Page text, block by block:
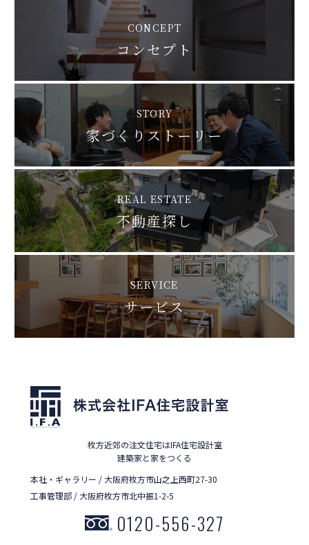
CONCEPT
コンセプト
STORY
家づくりストーリー
REAL ESTATE
不動産探し
SERVICE
サービス
枚方近郊の注文住宅はIFA住宅設計室
建築家と家をつくる
本社・ギャラリー / 大阪府枚方市山之上西町27-30
工事管理部 / 大阪府枚方市北中振1-2-5
0120-556-327